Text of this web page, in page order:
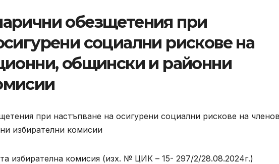
обезщетения при
социални рискове на
общински и районни
избирателна комисия (изх. № ЦИК – 15- 297/2/28.08.2024г.)